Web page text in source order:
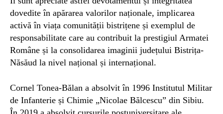
dovedite în apărarea valorilor naționale, implicarea
activă în viața comunității bistrițene și exemplul de
responsabilitate care au contribuit la prestigiul Armatei
Române și la consolidarea imaginii județului Bistrița-
Năsăud la nivel național și internațional.
Cornel Tonea-Bălan a absolvit în 1996 Institutul Militar
de Infanterie și Chimie „Nicolae Bălcescu” din Sibiu.